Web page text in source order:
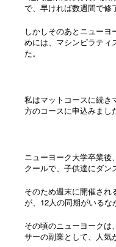
で、早ければ数週間で修
しかしそのあとニュー
めには、マシンピラティ
た。
私はマットコースに続き
方のコースに申込みまし
ニューヨーク大学卒業後
クールで、子供達にダン
そのため週末に開催され
が、12人の同期がいるな
その頃のニューヨークは
サーの副業として、人気